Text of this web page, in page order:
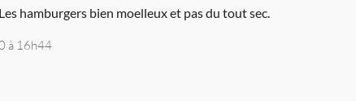
hamburgers bien moelleux et pas du tout sec.
à 16h44